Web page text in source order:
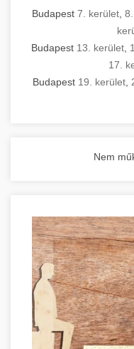
Budapest 7. kerület,
Budapest 13. kerület
17.
Budapest 19. kerület
Nem